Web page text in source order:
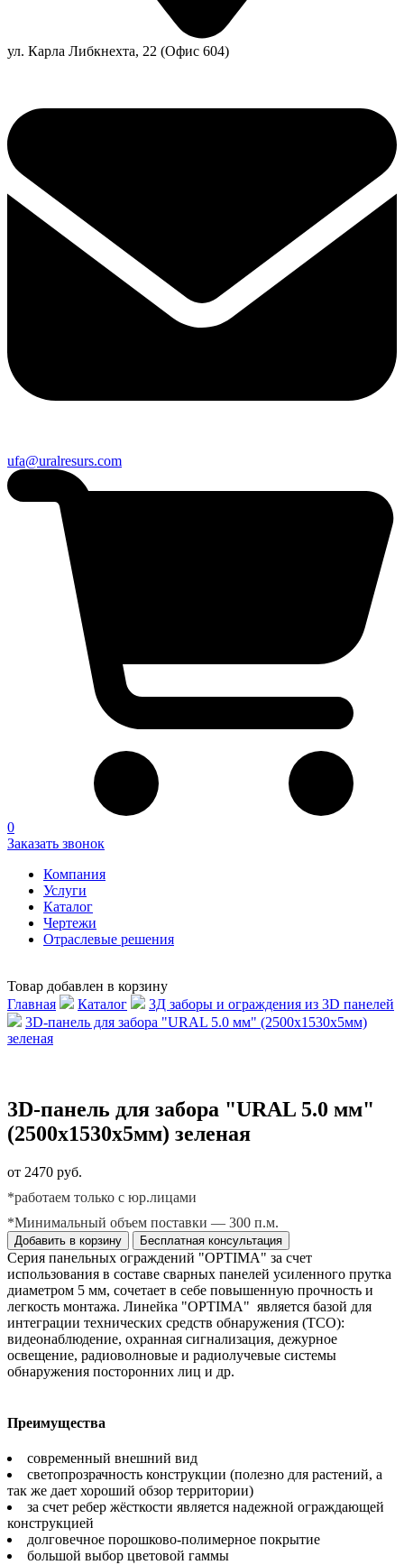
ул. Карла Либкнехта, 22 (Офис 604)
ufa@uralresurs.com
0
Заказать звонок
Компания
Услуги
Каталог
Чертежи
Отраслевые решения
Товар добавлен в корзину
Главная
Каталог
3Д заборы и ограждения из 3D панелей
3D-панель для забора "URAL 5.0 мм" (2500х1530х5мм)
зеленая
3D-панель для забора "URAL 5.0 мм"
(2500х1530х5мм) зеленая
от 2470 руб.
*работаем только с юр.лицами
*Минимальный объем поставки — 300 п.м.
Добавить в корзину Бесплатная консультация
Серия панельных ограждений "OPTIMA" за счет
использования в составе сварных панелей усиленного прутка
диаметром 5 мм, сочетает в себе повышенную прочность и
легкость монтажа. Линейка "OPTIMA" является базой для
интеграции технических средств обнаружения (ТСО):
видеонаблюдение, охранная сигнализация, дежурное
освещение, радиоволновые и радиолучевые системы
обнаружения посторонних лиц и др.
Преимущества
современный внешний вид
светопрозрачность конструкции (полезно для растений, а
так же дает хороший обзор территории)
за счет ребер жёсткости является надежной ограждающей
конструкцией
долговечное порошково-полимерное покрытие
большой выбор цветовой гаммы